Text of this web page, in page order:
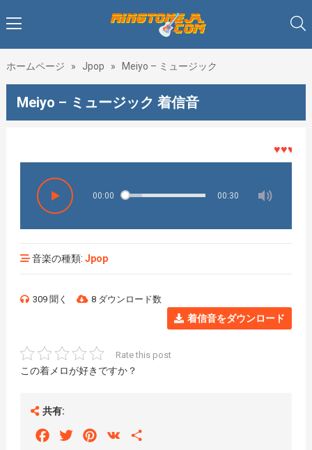
ホームページ » Jpop » Meiyo – ミュージック
Meiyo – ミュージック 着信音
♥♥♥着メ
00:00 00:30
音楽の種類: Jpop
309 聞く 8 ダウンロード数
着信音をダウンロード
Rate this post
この着メロが好きですか？
共有:
FacebookTwitterPinterest
VK